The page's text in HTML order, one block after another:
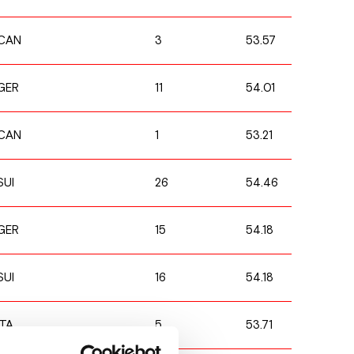
3 53.57
11 54.01
1 53.21
26 54.46
15 54.18
16 54.18
5 53.71